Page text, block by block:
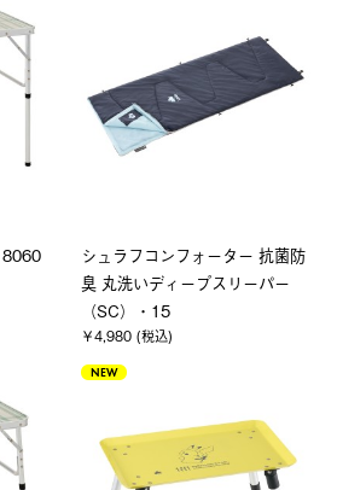
8060
シュラフコンフォーター 抗菌防
臭 丸洗いディープスリーパー
（SC）・15
￥4,980 (税込)
NEW